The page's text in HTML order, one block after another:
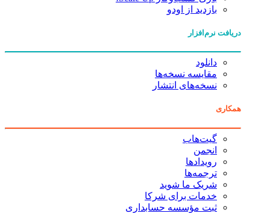
بازدید از اودو
دریافت نرم‌افزار
دانلود
مقایسه نسخه‌ها
نسخه‌های انتشار
همکاری
گیت‌هاب
انجمن
رویدادها
ترجمه‌ها
شریک ما شوید
خدمات برای شرکا
ثبت مؤسسه حسابداری